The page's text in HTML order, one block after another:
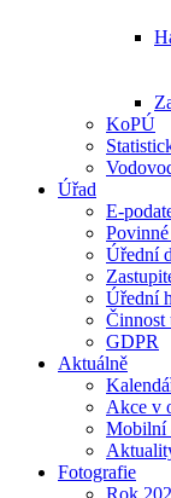
KoPÚ
Úřad
E-
Úřední
Úřední
Činnost
GDPR
Aktuálně
Akce v
Mobilní
Fotografie
Rok